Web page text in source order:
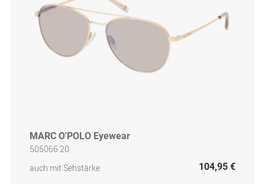
MARC O'POLO Eyewear
505066 20
auch mit Sehstärke
104,95 €